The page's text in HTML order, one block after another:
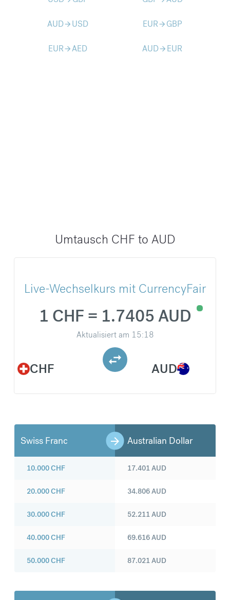
AUDarrow_forward USD EURarrow_forward GBP
EURarrow_forwardAED AUDarrow_forward EUR
Umtausch CHF to AUD
Live-Wechselkurs mit CurrencyFair
CHF
1 CHF = 1.7405 AUD
Aktualisiert am 15:18
AUD
Swiss Franc Australian Dollar
10.000CHF
20.000CHF
30.000CHF
40.000CHF
50.000CHF
17.401AUD
34.806AUD
52.211AUD
69.616AUD
87.021AUD